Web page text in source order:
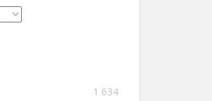
1 634